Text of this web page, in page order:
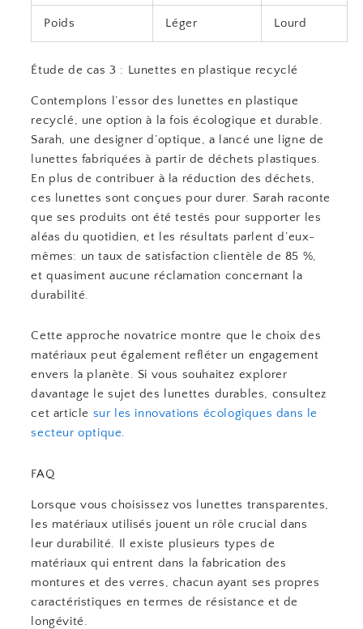
Poids Léger Lourd
Étude de cas 3 : Lunettes en plastique recyclé
Contemplons l’essor des lunettes en plastique
recyclé, une option à la fois écologique et durable.
Sarah, une designer d’optique, a lancé une ligne de
lunettes fabriquées à partir de déchets plastiques.
En plus de contribuer à la réduction des déchets,
ces lunettes sont conçues pour durer. Sarah raconte
que ses produits ont été testés pour supporter les
aléas du quotidien, et les résultats parlent d’eux-
mêmes: un taux de satisfaction clientèle de 85 %,
et quasiment aucune réclamation concernant la
durabilité.
Cette approche novatrice montre que le choix des
matériaux peut également refléter un engagement
envers la planète. Si vous souhaitez explorer
davantage le sujet des lunettes durables, consultez
cet article sur les innovations écologiques dans le
secteur optique.
FAQ
Lorsque vous choisissez vos lunettes transparentes,
les matériaux utilisés jouent un rôle crucial dans
leur durabilité. Il existe plusieurs types de
matériaux qui entrent dans la fabrication des
montures et des verres, chacun ayant ses propres
caractéristiques en termes de résistance et de
longévité.